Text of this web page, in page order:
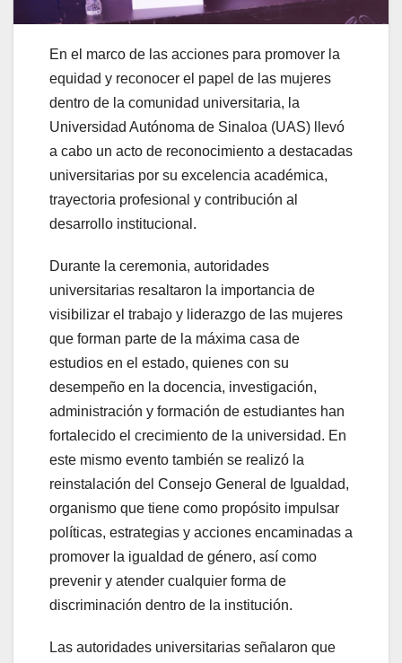
En el marco de las acciones para promover la
equidad y reconocer el papel de las mujeres
dentro de la comunidad universitaria, la
Universidad Autónoma de Sinaloa (UAS) llevó
a cabo un acto de reconocimiento a destacadas
universitarias por su excelencia académica,
trayectoria profesional y contribución al
desarrollo institucional.
Durante la ceremonia, autoridades
universitarias resaltaron la importancia de
visibilizar el trabajo y liderazgo de las mujeres
que forman parte de la máxima casa de
estudios en el estado, quienes con su
desempeño en la docencia, investigación,
administración y formación de estudiantes han
fortalecido el crecimiento de la universidad. En
este mismo evento también se realizó la
reinstalación del Consejo General de Igualdad,
organismo que tiene como propósito impulsar
políticas, estrategias y acciones encaminadas a
promover la igualdad de género, así como
prevenir y atender cualquier forma de
discriminación dentro de la institución.
Las autoridades universitarias señalaron que